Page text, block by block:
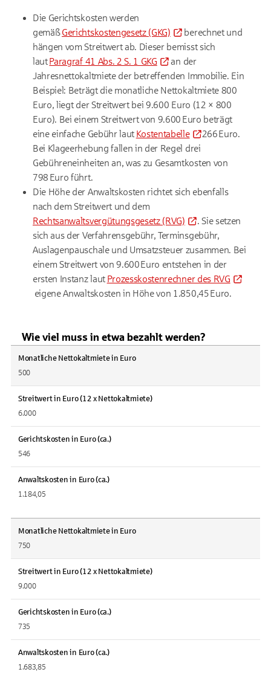
Die Gerichtskosten werden
gemäßGerichtskostengesetz (GKG)
berechnet und
hängen vom Streitwert ab. Dieser bemisst sich
lautParagraf 41 Abs. 2 S. 1 GKG
an der
Jahresnettokaltmiete der betreffenden Immobilie. Ein
Beispiel: Beträgt die monatliche Nettokaltmiete 800
Euro, liegt der Streitwert bei 9.600 Euro (12 × 800
Euro). Bei einem Streitwert von 9.600 Euro beträgt
eine einfache Gebühr laut Kostentabelle
266 Euro.
Bei Klageerhebung fallen in der Regel drei
Gebühreneinheiten an, was zu Gesamtkosten von
798 Euro führt.
Die Höhe der Anwaltskosten richtet sich ebenfalls
nach dem Streitwert und dem
Rechtsanwaltsvergütungsgesetz (RVG)
. Sie setzen
sich aus der Verfahrensgebühr, Terminsgebühr,
Auslagenpauschale und Umsatzsteuer zusammen. Bei
einem Streitwert von 9.600 Euro entstehen in der
ersten Instanz laut Prozesskostenrechner des RVG
eigene Anwaltskosten in Höhe von 1.850,45 Euro.
Wie viel muss in etwa bezahlt werden?
Monatliche Nettokaltmiete in Euro
500
Streitwert in Euro (12 x Nettokaltmiete)
6.000
Gerichtskosten in Euro (ca.)
546
Anwaltskosten in Euro (ca.)
1.184,05
Monatliche Nettokaltmiete in Euro
750
Streitwert in Euro (12 x Nettokaltmiete)
9.000
Gerichtskosten in Euro (ca.)
735
Anwaltskosten in Euro (ca.)
1.683,85